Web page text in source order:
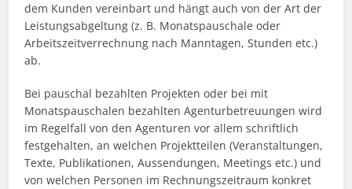
dem Kunden vereinbart und hängt auch von der Art der
Leistungsabgeltung (z. B. Monatspauschale oder
Arbeitszeitverrechnung nach Manntagen, Stunden etc.)
ab.
Bei pauschal bezahlten Projekten oder bei mit
Monatspauschalen bezahlten Agenturbetreuungen wird
im Regelfall von den Agenturen vor allem schriftlich
festgehalten, an welchen Projektteilen (Veranstaltungen,
Texte, Publikationen, Aussendungen, Meetings etc.) und
von welchen Personen im Rechnungszeitraum konkret